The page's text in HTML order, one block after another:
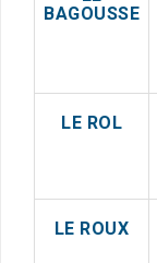
BAGOUSSE
LE ROL
LE ROUX